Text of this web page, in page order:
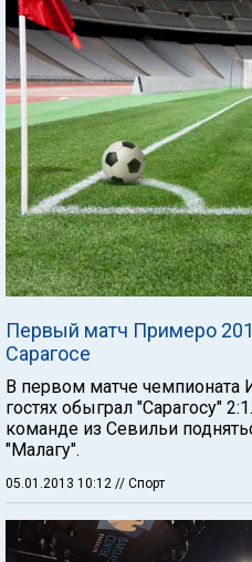
Первый матч Примеро
Сарагосе
В первом матче чемпионата
гостях обыграл "Сарагосу"
команде из Севильи
"Малагу".
05.01.2013 10:12 // Спорт